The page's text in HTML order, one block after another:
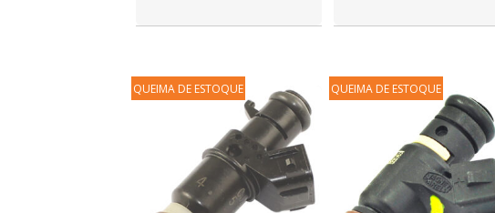
QUEIMA DE ESTOQUE QUEIMA DE ESTOQUE